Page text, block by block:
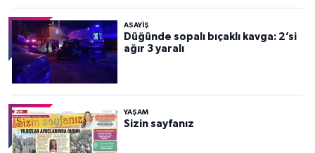
ASAYİŞ
Düğünde sopalı bıçaklı kavga: 2’si
ağır 3 yaralı
YAŞAM
Sizin sayfanız